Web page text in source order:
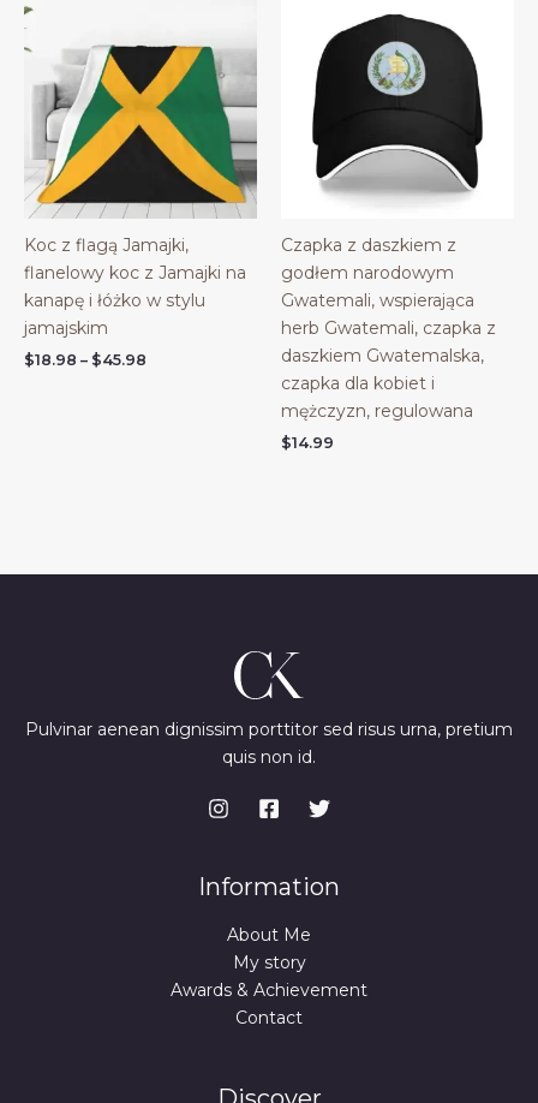
Koc z flagą Jamajki,
flanelowy koc z Jamajki na
kanapę i łóżko w stylu
jamajskim
$18.98 – $45.98
Czapka z daszkiem z
godłem narodowym
Gwatemali, wspierająca
herb Gwatemali, czapka z
daszkiem Gwatemalska,
czapka dla kobiet i
mężczyzn, regulowana
$14.99
Pulvinar aenean dignissim porttitor sed risus urna, pretium
quis non id.
Information
About Me
My story
Awards & Achievement
Contact